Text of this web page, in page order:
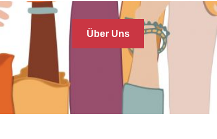
Über Uns